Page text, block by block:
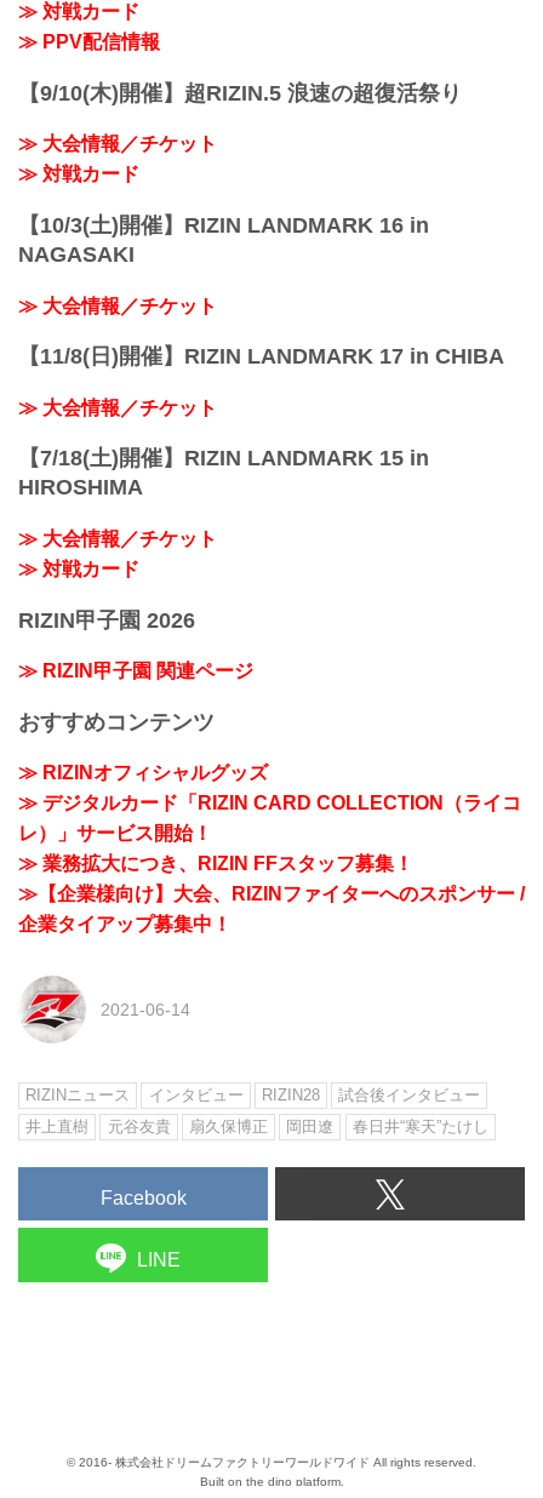
≫ 対戦カード
≫ PPV配信情報
【9/10(木)開催】超RIZIN.5 浪速の超復活祭り
≫ 大会情報／チケット
≫ 対戦カード
【10/3(土)開催】RIZIN LANDMARK 16 in
NAGASAKI
≫ 大会情報／チケット
【11/8(日)開催】RIZIN LANDMARK 17 in CHIBA
≫ 大会情報／チケット
【7/18(土)開催】RIZIN LANDMARK 15 in
HIROSHIMA
≫ 大会情報／チケット
≫ 対戦カード
RIZIN甲子園 2026
≫ RIZIN甲子園 関連ページ
おすすめコンテンツ
≫ RIZINオフィシャルグッズ
≫ デジタルカード「RIZIN CARD COLLECTION（ライコ
レ）」サービス開始！
≫ 業務拡大につき、RIZIN FFスタッフ募集！
≫【企業様向け】大会、RIZINファイターへのスポンサー /
企業タイアップ募集中！
2021-06-14
RIZINニュース インタビュー RIZIN28
試合後インタビュー
井上直樹
元谷友貴 扇久保博正 岡田遼 春日井“寒天”たけし
Facebook
LINE
© 2016- 株式会社ドリームファクトリーワールドワイド All rights reserved.
Built on the dino platform.